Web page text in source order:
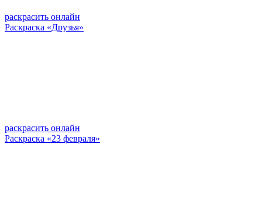
раскрасить онлайн
Раскраска «Друзья»
раскрасить онлайн
Раскраска «23 февраля»